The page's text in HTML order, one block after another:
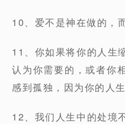
10、爱不是神在做的，
11、你如果将你的人生
认为你需要的，或者你
感到孤独，因为你的人
12、我们人生中的处境